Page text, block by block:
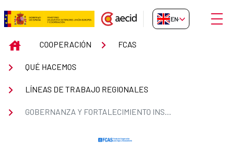
Skip to Main Content
Gobernanza y Fortalecimiento
EN-GB
INICIOCOOPERACIÓN FCAS
QUÉ HACEMOS
LÍNEAS DE TRABAJO REGIONALES
GOBERNANZA Y FORTALECIMIENTO INSTITUCIONAL